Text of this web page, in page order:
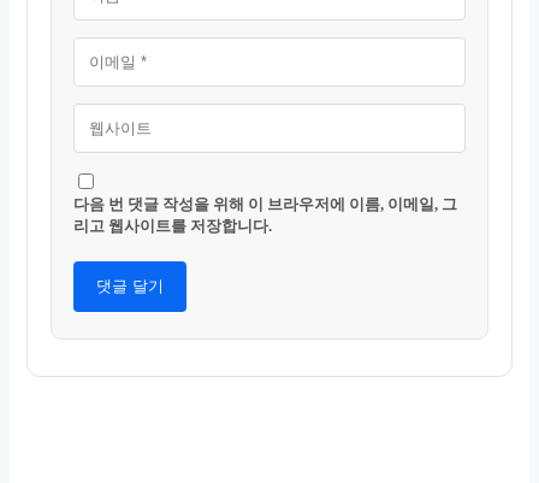
다음 번 댓글 작성을 위해 이 브라우저에 이름, 이메일, 그
리고 웹사이트를 저장합니다.